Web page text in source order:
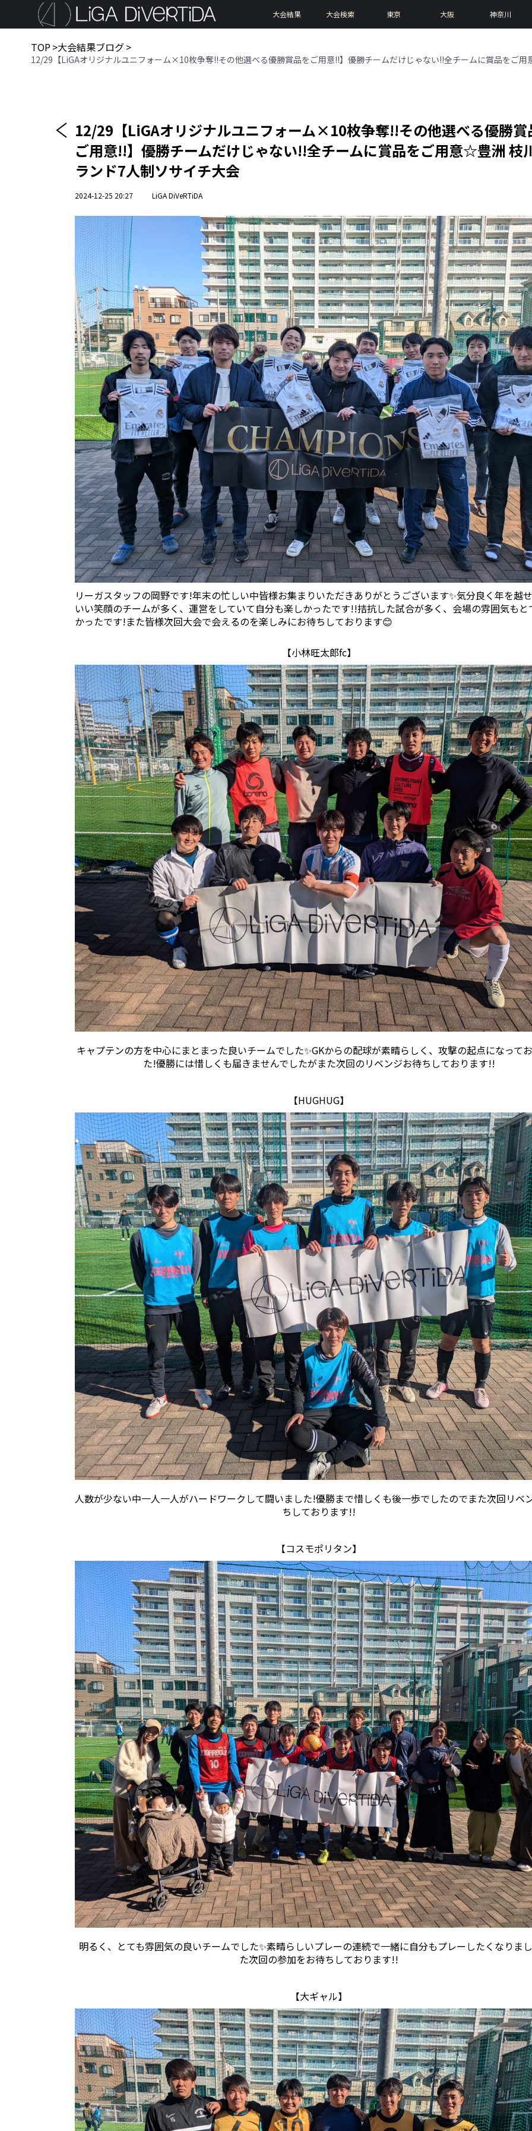
大会結果 大会検索 東京 大阪 神奈川
TOP>大会結果ブログ>
12/29【LiGAオリジナルユニフォーム×10枚争奪!!その他選べる優勝賞品をご用意!!】優勝チームだけじゃない!!全チームに賞品をご
12/29【LiGAオリジナルユニフォーム×10枚争奪!!その他選べる優勝賞
ご用意!!】優勝チームだけじゃない!!全チームに賞品をご用意☆豊洲 枝
ランド7人制ソサイチ大会
2024-12-25 20:27 LiGA DiVeRTiDA
リーガスタッフの岡野です!年末の忙しい中皆様お集まりいただきありがとうございます✨気分良く年を越
いい笑顔のチームが多く、運営をしていて自分も楽しかったです!!拮抗した試合が多く、会場の雰囲気もと
かったです!また皆様次回大会で会えるのを楽しみにお待ちしております😊
【小林旺太郎fc】
キャプテンの方を中心にまとまった良いチームでした✨GKからの配球が素晴らしく、攻撃の起点になって
た!優勝には惜しくも届きませんでしたがまた次回のリベンジお待ちしております!!
【HUGHUG】
人数が少ない中一人一人がハードワークして闘いました!優勝まで惜しくも後一歩でしたのでまた次回リベ
ちしております!!
【コスモポリタン】
明るく、とても雰囲気の良いチームでした✨素晴らしいプレーの連続で一緒に自分もプレーしたくなりま
た次回の参加をお待ちしております!!
【大ギャル】